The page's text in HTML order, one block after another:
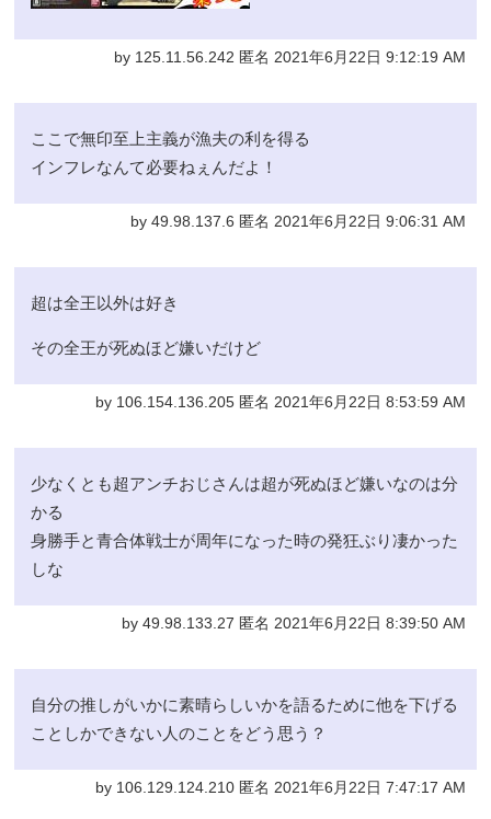
by 125.11.56.242 匿名 2021年6月22日 9:12:19 AM
ここで無印至上主義が漁夫の利を得る
インフレなんて必要ねぇんだよ！
by 49.98.137.6 匿名 2021年6月22日 9:06:31 AM
超は全王以外は好き
その全王が死ぬほど嫌いだけど
by 106.154.136.205 匿名 2021年6月22日 8:53:59 AM
少なくとも超アンチおじさんは超が死ぬほど嫌いなのは分
かる
身勝手と青合体戦士が周年になった時の発狂ぶり凄かった
しな
by 49.98.133.27 匿名 2021年6月22日 8:39:50 AM
自分の推しがいかに素晴らしいかを語るために他を下げる
ことしかできない人のことをどう思う？
by 106.129.124.210 匿名 2021年6月22日 7:47:17 AM